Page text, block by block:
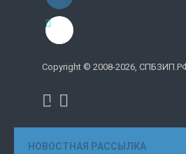
Copyright © 2008-2026,
НОВОСТНАЯ РАССЫЛКА